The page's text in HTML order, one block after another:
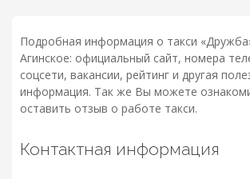
Подробная информация о такси
Агинское: официальный сайт, номера
соцсети, вакансии, рейтинг и другая
информация. Так же Вы можете
оставить отзыв о работе такси.
Контактная информация